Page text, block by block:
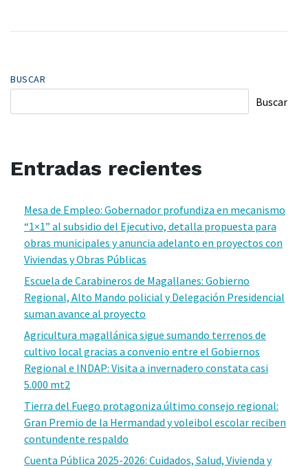
BUSCAR
Buscar
Entradas recientes
Mesa de Empleo: Gobernador profundiza en mecanismo
“1×1” al subsidio del Ejecutivo, detalla propuesta para
obras municipales y anuncia adelanto en proyectos con
Viviendas y Obras Públicas
Escuela de Carabineros de Magallanes: Gobierno
Regional, Alto Mando policial y Delegación Presidencial
suman avance al proyecto
Agricultura magallánica sigue sumando terrenos de
cultivo local gracias a convenio entre el Gobiernos
Regional e INDAP: Visita a invernadero constata casi
5.000 mt2
Tierra del Fuego protagoniza último consejo regional:
Gran Premio de la Hermandad y voleibol escolar reciben
contundente respaldo
Cuenta Pública 2025-2026: Cuidados, Salud, Vivienda y